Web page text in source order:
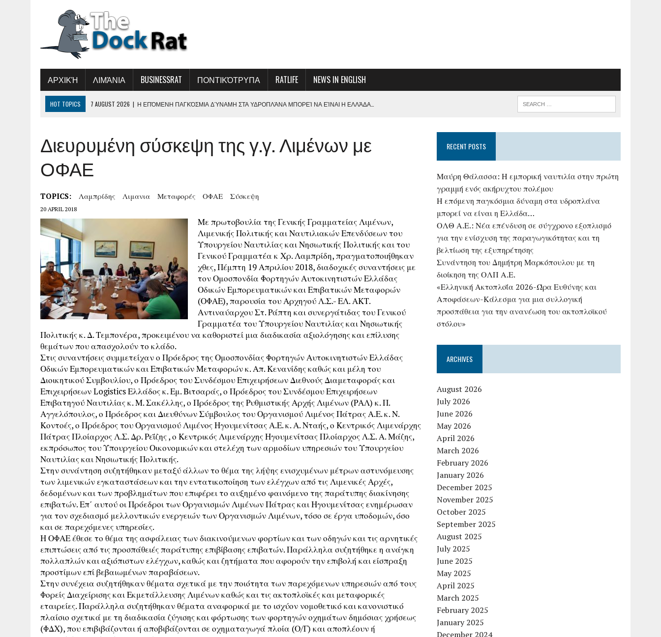
ΑΡΧΙΚΉ ΛΙΜΆΝΙΑ BUSINESSRAT ΠΟΝΤΙΚΌΤΡΥΠΑ RATLIFE NEWS IN ENGLISH
HOT TOPICS 7 AUGUST 2026 | Η ΕΠΌΜΕΝΗ ΠΑΓΚΌΣΜΙΑ ΔΎΝΑΜΗ ΣΤΑ ΥΔΡΟΠΛΆΝΑ ΜΠΟΡΕΊ ΝΑ ΕΊΝΑΙ Η ΕΛΛΆΔΑ…
ΒΕΛΤΊΩΣΗ ΤΗΣ ΕΞΥΠΗΡΈΤΗΣΗΣ
5 AUGUST 2026 |
ΣΥΝΆΝΤΗΣΗ ΤΟΥ ΔΗΜΉΤΡΗ ΜΑΡΚΌΠΟΥΛΟΥ ΜΕ ΤΗ ΔΙΟΊΚΗΣΗ ΤΗΣ ΟΛΠ Α.Ε.
5 AUGUST 2026
8 AUGUST 2026 | ΜΑΎΡΗ ΘΆΛΑΣΣΑ: Η ΕΜΠΟΡΙΚΉ ΝΑΥΤΙΛΊΑ ΣΤΗΝ ΠΡΏΤΗ ΓΡΑΜΜΉ ΕΝΌΣ ΑΚΉΡΥΧΤΟΥ ΠΟΛΈΜΟΥ
Διευρυμένη σύσκεψη της γ.γ. Λιμένων με
ΟΦΑΕ
TOPICS: Λαμπρίδης Λιμανια Μεταφορές ΟΦΑΕ Σύσκεψη
20 APRIL 2018
Με πρωτοβουλία της Γενικής Γραμματείας Λιμένων,
Λιμενικής Πολιτικής και Ναυτιλιακών Επενδύσεων του
Υπουργείου Ναυτιλίας και Νησιωτικής Πολιτικής και του
Γενικού Γραμματέα κ Χρ. Λαμπρίδη, πραγματοποιήθηκαν
χθες, Πέμπτη 19 Απριλίου 2018, διαδοχικές συναντήσεις με
τον Ομοσπονδία Φορτηγών Αυτοκινητιστών Ελλάδας
Οδικών Εμπορευματικών και Επιβατικών Μεταφορών
(ΟΦΑΕ), παρουσία του Αρχηγού Λ.Σ.- ΕΛ. ΑΚΤ.
Αντιναύαρχου Στ. Ράπτη και συνεργάτιδας του Γενικού
Γραμματέα του Υπουργείου Ναυτιλίας και Νησιωτικής
Πολιτικής κ. Δ. Τεμπονέρα, προκειμένου να καθοριστεί μια διαδικασία αξιολόγησης και επίλυσης
θεμάτων που απασχολούν το κλάδο.
Στις συναντήσεις συμμετείχαν ο Πρόεδρος της Ομοσπονδίας Φορτηγών Αυτοκινητιστών Ελλάδας
Οδικών Εμπορευματικών και Επιβατικών Μεταφορών κ. Απ. Κενανίδης καθώς και μέλη του
Διοικητικού Συμβουλίου, ο Πρόεδρος του Συνδέσμου Επιχειρήσεων Διεθνούς Διαμεταφοράς και
Επιχειρήσεων Logistics Ελλάδος κ. Εμ. Βιτσαράς, ο Πρόεδρος του Συνδέσμου Επιχειρήσεων
Επιβατηγού Ναυτιλίας κ. Μ. Σακέλλης, ο Πρόεδρος της Ρυθμιστικής Αρχής Λιμένων (ΡΑΛ) κ. Π.
Αγγελόπουλος, ο Πρόεδρος και Διευθύνων Σύμβουλος του Οργανισμού Λιμένος Πάτρας Α.Ε. κ. Ν.
Κοντοές, ο Πρόεδρος του Οργανισμού Λιμένος Ηγουμενίτσας Α.Ε. κ. Α. Νταής, ο Κεντρικός Λιμενάρχης
Πάτρας Πλοίαρχος Λ.Σ. Δρ. Ρεΐζης , ο Κεντρικός Λιμενάρχης Ηγουμενίτσας Πλοίαρχος Λ.Σ. Α. Μάζης,
εκπρόσωπος του Υπουργείου Οικονομικών και στελέχη των αρμοδίων υπηρεσιών του Υπουργείου
Ναυτιλίας και Νησιωτικής Πολιτικής.
Στην συνάντηση συζητήθηκαν μεταξύ άλλων το θέμα της λήψης ενισχυμένων μέτρων αστυνόμευσης
των λιμενικών εγκαταστάσεων και την εντατικοποίηση των ελέγχων από τις Λιμενικές Αρχές,
δεδομένων και των προβλημάτων που επιφέρει το αυξημένο φαινόμενο της παράτυπης διακίνησης
επιβατών. Επ΄ αυτού οι Πρόεδροι των Οργανισμών Λιμένων Πάτρας και Ηγουμενίτσας ενημέρωσαν
για τον σχεδιασμό μελλοντικών ενεργειών των Οργανισμών Λιμένων, τόσο σε έργα υποδομών, όσο
και σε παρεχόμενες υπηρεσίες.
Η ΟΦΑΕ έθεσε το θέμα της ασφάλειας των διακινούμενων φορτίων και των οδηγών και τις αρνητικές
επιπτώσεις από τις προσπάθειές παράτυπης επιβίβασης επιβατών. Παράλληλα συζητήθηκε η ανάγκη
πολλαπλών και αξιόπιστων ελέγχων, καθώς και ζητήματα που αφορούν την επιβολή και είσπραξη
προστίμων επί βεβαιωμένων παραβάσεων.
Στην συνέχεια συζητήθηκαν θέματα σχετικά με την ποιότητα των παρεχόμενων υπηρεσιών από τους
Φορείς Διαχείρισης και Εκμετάλλευσης Λιμένων καθώς και τις ακτοπλοϊκές και μεταφορικές
εταιρείες. Παράλληλα συζητήθηκαν θέματα αναφορικά με το ισχύον νομοθετικό και κανονιστικό
πλαίσιο σχετικά με τη διαδικασία ζύγισης και φόρτωσης των φορτηγών οχημάτων δημόσιας χρήσεως
(ΦΔΧ), που επιβιβάζονται ή αποβιβάζονται σε οχηματαγωγά πλοία (Ο/Γ) και αποπλέουν ή
RECENT POSTS
Μαύρη Θάλασσα: Η εμπορική ναυτιλία στην πρώτη
γραμμή ενός ακήρυχτου πολέμου
Η επόμενη παγκόσμια δύναμη στα υδροπλάνα
μπορεί να είναι η Ελλάδα…
ΟΛΘ Α.Ε.: Νέα επένδυση σε σύγχρονο εξοπλισμό
για την ενίσχυση της παραγωγικότητας και τη
βελτίωση της εξυπηρέτησης
Συνάντηση του Δημήτρη Μαρκόπουλου με τη
διοίκηση της ΟΛΠ Α.Ε.
«Ελληνική Ακτοπλοΐα 2026-Ώρα Ευθύνης και
Αποφάσεων-Κάλεσμα για μια συλλογική
προσπάθεια για την ανανέωση του ακτοπλοϊκού
στόλου»
ARCHIVES
August 2026
July 2026
June 2026
May 2026
April 2026
March 2026
February 2026
January 2026
December 2025
November 2025
October 2025
September 2025
August 2025
July 2025
June 2025
May 2025
April 2025
March 2025
February 2025
January 2025
December 2024